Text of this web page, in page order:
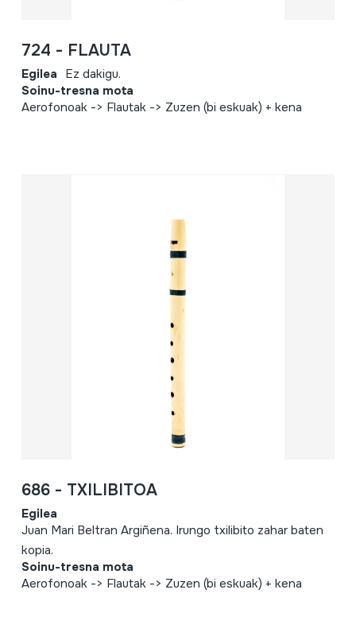
724 - FLAUTA
Egilea Ez dakigu.
Soinu-tresna mota
Aerofonoak -> Flautak -> Zuzen (bi eskuak) + kena
686 - TXILIBITOA
Egilea
Juan Mari Beltran Argiñena. Irungo txilibito zahar baten
kopia.
Soinu-tresna mota
Aerofonoak -> Flautak -> Zuzen (bi eskuak) + kena